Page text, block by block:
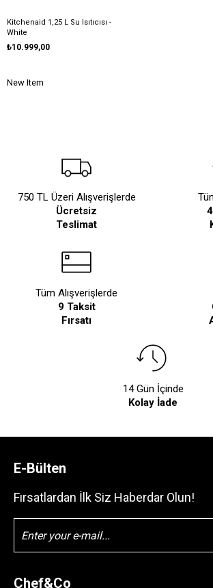
Kitchenaid 1,25 L Su Isıtıcısı -
White
₺10.999,00
New Item
750 TL Üzeri Alışverişlerde
Ücretsiz
Teslimat
Tüm Alışverişlerde
9 Taksit
Fırsatı
14 Gün İçinde
Kolay İade
E-Bülten
Fırsatlardan İlk Siz Haberdar Olun!
Chef&Co